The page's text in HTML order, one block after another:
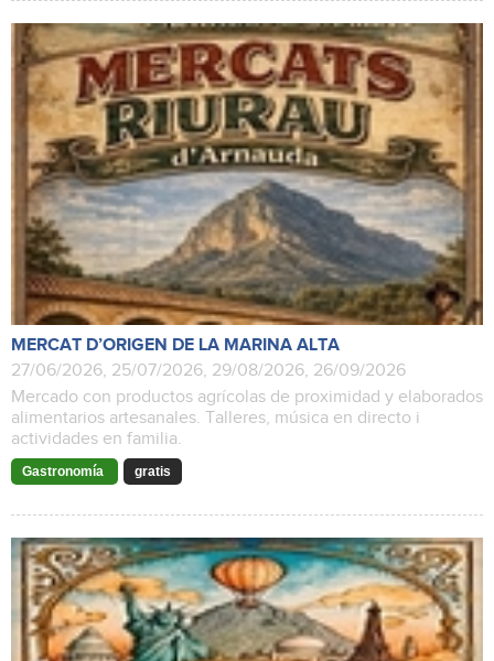
MERCAT D’ORIGEN DE LA MARINA ALTA
27/06/2026, 25/07/2026, 29/08/2026, 26/09/2026
Mercado con productos agrícolas de proximidad y elaborados
alimentarios artesanales. Talleres, música en directo i
actividades en familia.
Gastronomía gratis